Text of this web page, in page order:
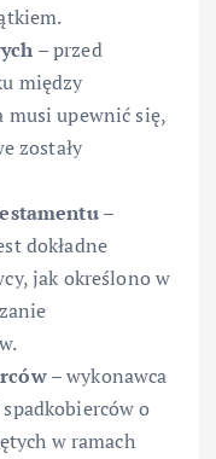
– przed
między
musi upewnić się,
zostały
–
dokładne
jak określono w
– wykonawca
o
w ramach